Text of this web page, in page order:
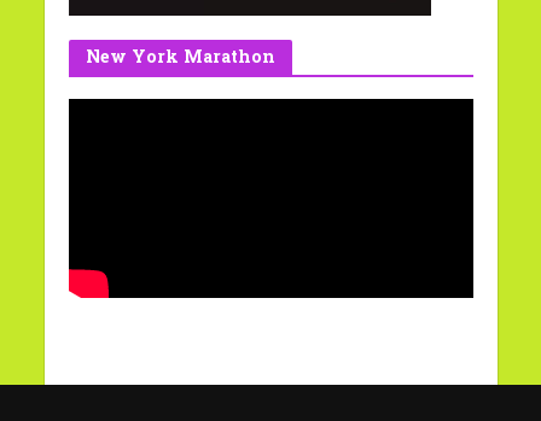
New York Marathon